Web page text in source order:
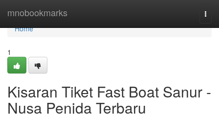
mnobookmarks
Home
Home
1
Kisaran Tiket Fast Boat Sanur -
Nusa Penida Terbaru